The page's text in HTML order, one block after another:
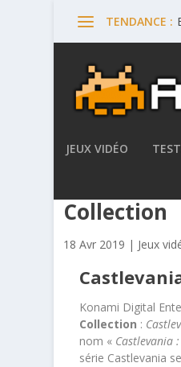
TENDANCE :
JEUX VIDÉO
Collection
18 Avr 2019 | Jeux
Konami Digital
Collection :
nom « Castlevania
série Castlevania